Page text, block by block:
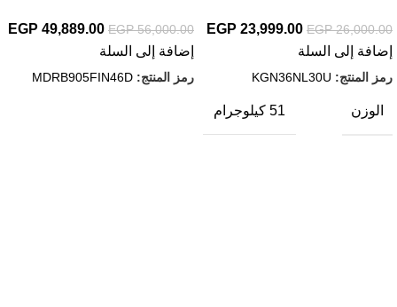
EGP26,000.00
EGP 23,999.00
إضافة إلى السلة
رمز المنتج: KGN36NL30U
الوزن 51 كيلوجرام
EGP56,000.00
EGP 49,889.00
إضافة إلى السلة
رمز المنتج: MDRB905FIN46D